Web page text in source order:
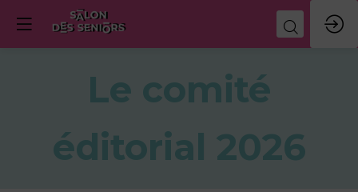
Le comité
éditorial 2026